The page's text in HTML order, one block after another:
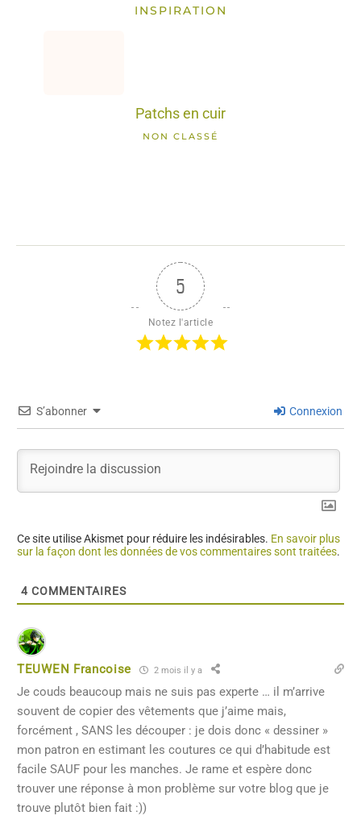
INSPIRATION
Patchs en cuir
NON CLASSÉ
5
Notez l'article
S’abonner Connexion
Ce site utilise Akismet pour réduire les indésirables. En savoir plus
sur la façon dont les données de vos commentaires sont traitées.
4 COMMENTAIRES
TEUWEN Francoise 2 mois il y a
Je couds beaucoup mais ne suis pas experte … il m’arrive
souvent de copier des vêtements que j’aime mais,
forcément , SANS les découper : je dois donc « dessiner »
mon patron en estimant les coutures ce qui d’habitude est
facile SAUF pour les manches. Je rame et espère donc
trouver une réponse à mon problème sur votre blog que je
trouve plutôt bien fait :))